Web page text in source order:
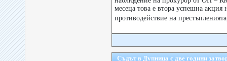
месеца това е втора успешна
противодействие на
Съдът в Дупница с две години